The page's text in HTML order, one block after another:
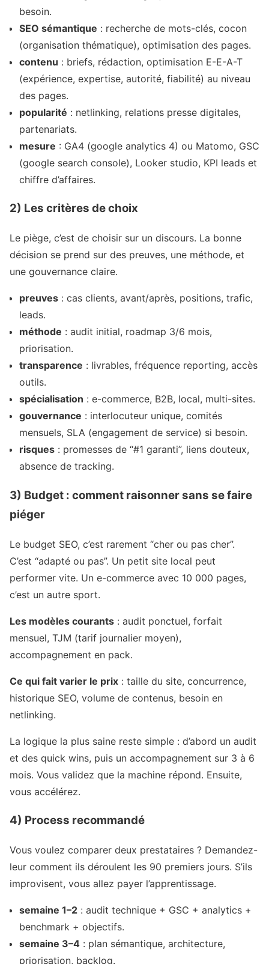
besoin.
SEO sémantique : recherche de mots-clés, cocon
(organisation thématique), optimisation des pages.
contenu : briefs, rédaction, optimisation E-E-A-T
(expérience, expertise, autorité, fiabilité) au niveau
des pages.
popularité : netlinking, relations presse digitales,
partenariats.
mesure : GA4 (google analytics 4) ou Matomo, GSC
(google search console), Looker studio, KPI leads et
chiffre d’affaires.
2) Les critères de choix
Le piège, c’est de choisir sur un discours. La bonne
décision se prend sur des preuves, une méthode, et
une gouvernance claire.
preuves : cas clients, avant/après, positions, trafic,
leads.
méthode : audit initial, roadmap 3/6 mois,
priorisation.
transparence : livrables, fréquence reporting, accès
outils.
spécialisation : e-commerce, B2B, local, multi-sites.
gouvernance : interlocuteur unique, comités
mensuels, SLA (engagement de service) si besoin.
risques : promesses de “#1 garanti”, liens douteux,
absence de tracking.
3) Budget : comment raisonner sans se faire
piéger
Le budget SEO, c’est rarement “cher ou pas cher”.
C’est “adapté ou pas”. Un petit site local peut
performer vite. Un e-commerce avec 10 000 pages,
c’est un autre sport.
Les modèles courants : audit ponctuel, forfait
mensuel, TJM (tarif journalier moyen),
accompagnement en pack.
Ce qui fait varier le prix : taille du site, concurrence,
historique SEO, volume de contenus, besoin en
netlinking.
La logique la plus saine reste simple : d’abord un audit
et des quick wins, puis un accompagnement sur 3 à 6
mois. Vous validez que la machine répond. Ensuite,
vous accélérez.
4) Process recommandé
Vous voulez comparer deux prestataires ? Demandez-
leur comment ils déroulent les 90 premiers jours. S’ils
improvisent, vous allez payer l’apprentissage.
semaine 1–2 : audit technique + GSC + analytics +
benchmark + objectifs.
semaine 3–4 : plan sémantique, architecture,
priorisation, backlog.